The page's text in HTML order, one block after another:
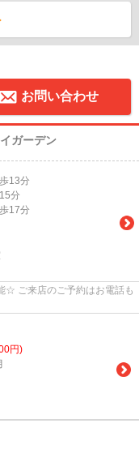
お問い合わせ
ガーデン
13分
分
17分
☆ ご来店のご予約はお電話も
円)